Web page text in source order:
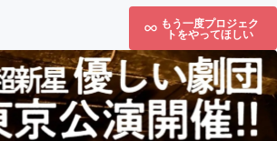
もう一度プロジェク
トをやってほしい